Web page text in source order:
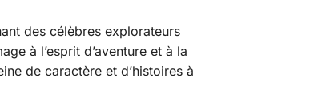
des célèbres explorateurs
à l’esprit d’aventure et à la
de caractère et d’histoires à